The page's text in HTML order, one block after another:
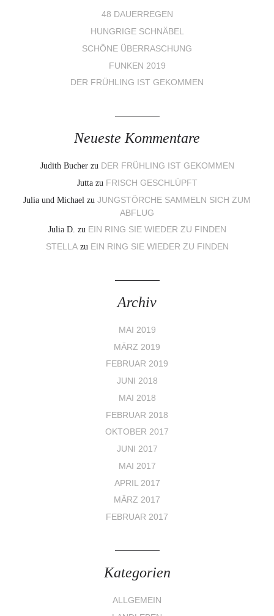
48 DAUERREGEN
HUNGRIGE SCHNÄBEL
SCHÖNE ÜBERRASCHUNG
FUNKEN 2019
DER FRÜHLING IST GEKOMMEN
Neueste Kommentare
Judith Bucherzu DER FRÜHLING IST GEKOMMEN
Juttazu FRISCH GESCHLÜPFT
Julia und Michael zu JUNGSTÖRCHE SAMMELN SICH ZUM
ABFLUG
Julia D. zu EIN RING SIE WIEDER ZU FINDEN
STELLAzu EIN RING SIE WIEDER ZU FINDEN
Archiv
MAI 2019
MÄRZ 2019
FEBRUAR 2019
JUNI 2018
MAI 2018
FEBRUAR 2018
OKTOBER 2017
JUNI 2017
MAI 2017
APRIL 2017
MÄRZ 2017
FEBRUAR 2017
Kategorien
ALLGEMEIN